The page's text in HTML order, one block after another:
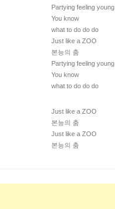
Partying feeling young
You know
what to do do do
Just like a ZOO
본능의 춤
Partying feeling young
You know
what to do do do
Just like a ZOO
본능의 춤
Just like a ZOO
본능의 춤